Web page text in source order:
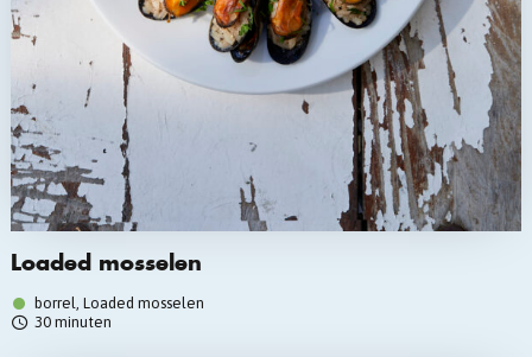
Loaded mosselen
borrel, Loaded mosselen
30 minuten